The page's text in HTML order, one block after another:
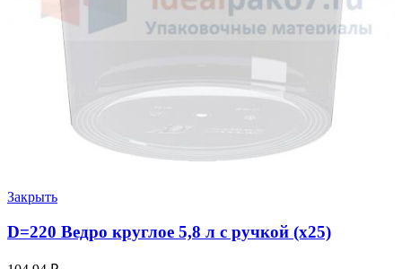
Закрыть
D=220 Ведро круглое 5,8 л с ручкой (х25)